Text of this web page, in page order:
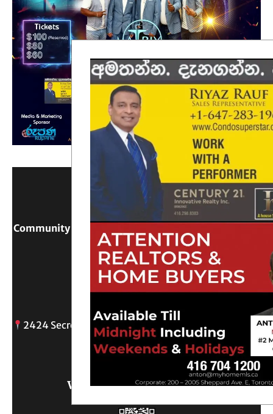
Community Digital Platform Connecting Sri Lanka &
Canada
Reach Out
2424 Secreto drive, Oshawa, ON
info@
Write Us What You Think